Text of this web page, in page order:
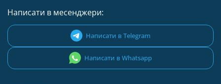
Написати в месенджери:
Написати в Telegram
Написати в Whatsapp